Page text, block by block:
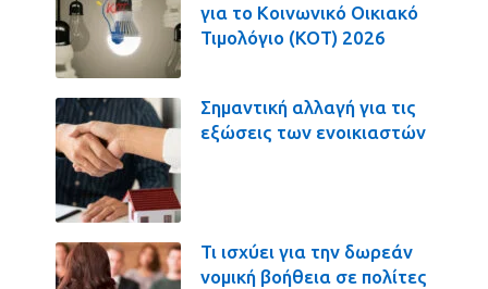
για το Κοινωνικό Οικιακό
Τιμολόγιο (ΚΟΤ) 2026
Σημαντική αλλαγή για τις
εξώσεις των ενοικιαστών
Τι ισχύει για την δωρεάν
νομική βοήθεια σε πολίτες